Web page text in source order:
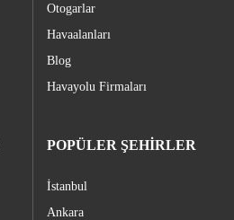
Otogarlar
Havaalanları
Blog
Havayolu Firmaları
POPÜLER ŞEHİRLER
İstanbul
Ankara